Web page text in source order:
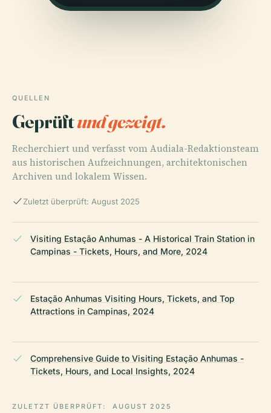
QUELLEN
Geprüftund gezeigt.
Recherchiert und verfasst vom Audiala-Redaktionsteam
aus historischen Aufzeichnungen, architektonischen
Archiven und lokalem Wissen.
Zuletzt überprüft: August 2025
Visiting Estação Anhumas - A Historical Train Station in
Campinas - Tickets, Hours, and More, 2024
Estação Anhumas Visiting Hours, Tickets, and Top
Attractions in Campinas, 2024
Comprehensive Guide to Visiting Estação Anhumas -
Tickets, Hours, and Local Insights, 2024
ZULETZT ÜBERPRÜFT: AUGUST 2025